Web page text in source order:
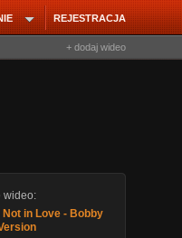
REJESTRACJA
+ dodaj wideo
wideo:
Not in Love - Bobby